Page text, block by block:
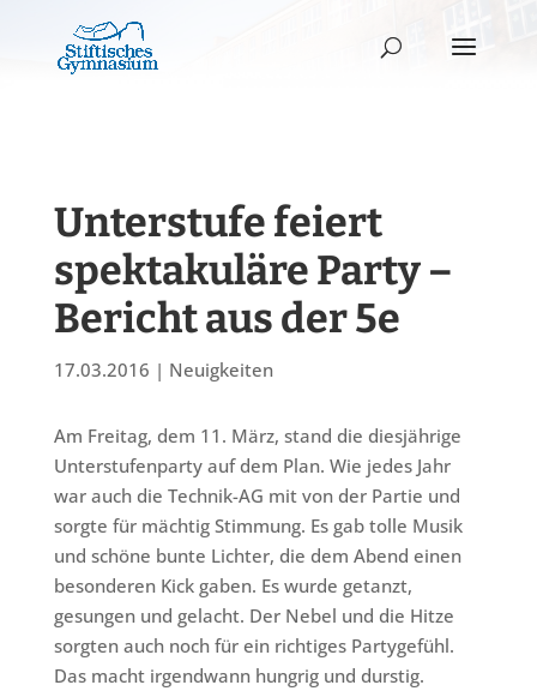
Unterstufe feiert
spektakuläre Party –
Bericht aus der 5e
17.03.2016 | Neuigkeiten
Am Freitag, dem 11. März, stand die diesjährige
Unterstufenparty auf dem Plan. Wie jedes Jahr
war auch die Technik-AG mit von der Partie und
sorgte für mächtig Stimmung. Es gab tolle Musik
und schöne bunte Lichter, die dem Abend einen
besonderen Kick gaben. Es wurde getanzt,
gesungen und gelacht. Der Nebel und die Hitze
sorgten auch noch für ein richtiges Partygefühl.
Das macht irgendwann hungrig und durstig.